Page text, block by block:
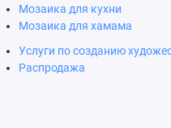
Мозаика для кухни
Мозаика для хамама
Услуги по созданию
Распродажа